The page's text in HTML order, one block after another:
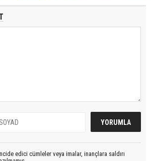
edici cümleler veya imalar, inançlara saldırı